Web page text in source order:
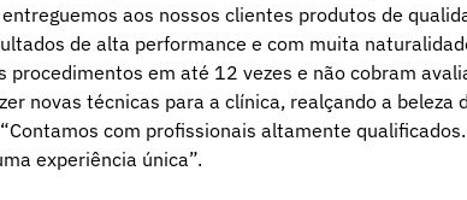
aos nossos clientes produtos de
de alta performance e com muita
procedimentos em até 12 vezes e não cobram
novas técnicas para a clínica, realçando a beleza
com profissionais altamente
experiência única”.